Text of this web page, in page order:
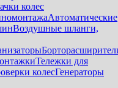
колес
Автоматические
Воздушные шланги,
Тележки для
колесГенераторы